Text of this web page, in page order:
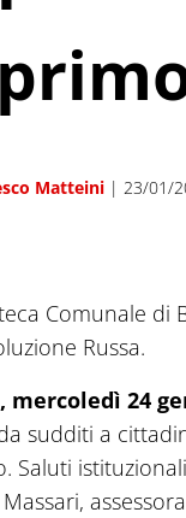
Matteini | 23/01/
Comunale di
Russa.
mercoledì 24
sudditi a
Saluti